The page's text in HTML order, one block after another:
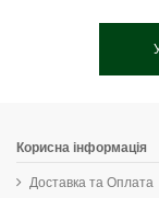
Корисна інформація
Доставка та Оплата